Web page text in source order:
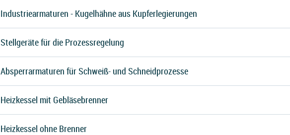
Industriearmaturen - Kugelhähne aus Kupferlegierungen
Stellgeräte für die Prozessregelung
Absperrarmaturen für Schweiß- und Schneidprozesse
Heizkessel mit Gebläsebrenner
Heizkessel ohne Brenner